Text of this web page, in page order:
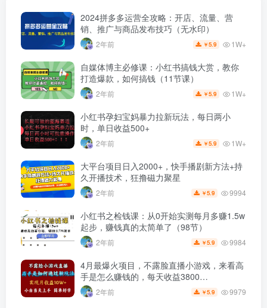
2024拼多多运营全攻略：开店、流量、营
销、推广与商品发布技巧（无水印）
2年前 ￥5.9 1W+
自媒体博主必修课：小红书搞钱大赏，教你
打造爆款，如何搞钱（11节课）
2年前 ￥5.9 1W+
小红书孕妇宝妈暴力拉新玩法，每日两小
时，单日收益500+
2年前 ￥5.9 1W+
大平台项目日入2000+，快手播剧新方法+持
久开播技术，狂撸磁力聚星
2年前 ￥5.9 9994
小红书之检钱课：从0开始实测每月多赚1.5w
起步，赚钱真的太简单了（98节）
2年前 ￥5.9 9984
4月最爆火项目，不露脸直播小游戏，来看高
手是怎么赚钱的，每天收益3800…
2年前 ￥5.9 9979